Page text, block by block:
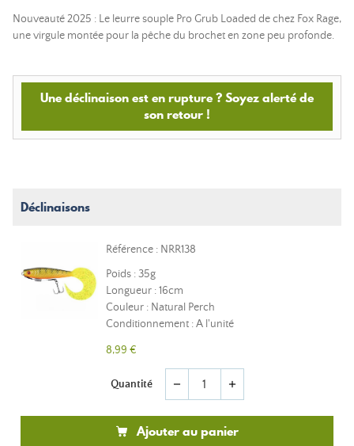
Nouveauté 2025 : Le leurre souple Pro Grub Loaded de chez Fox Rage,
une virgule montée pour la pêche du brochet en zone peu profonde.
Une déclinaison est en rupture ? Soyez alerté de
son retour !
Déclinaisons
Référence : NRR138
Poids : 35g
Longueur : 16cm
Couleur : Natural Perch
Conditionnement : A l'unité
8,99 €
Quantité remove add
Ajouter au panier